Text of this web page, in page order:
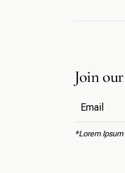
Join
*Lorem